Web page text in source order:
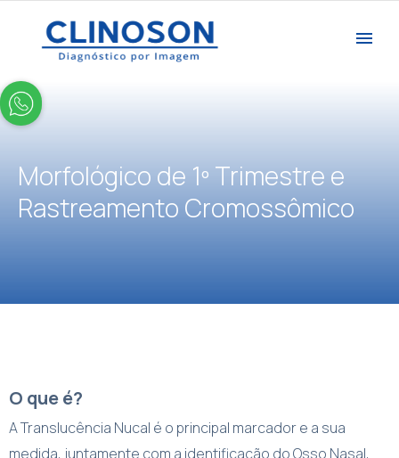
Morfológico de 1º Trimestre e
Rastreamento Cromossômico
O que é?
A Translucência Nucal é o principal marcador e a sua
medida, juntamente com a identificação do Osso Nasal,